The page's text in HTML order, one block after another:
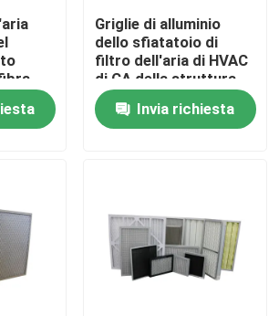
piega HEPA
Griglie di alluminio
dello sfiatatoio di
filtro dell'aria di HVAC
di CA della struttura
per l'unità di AHU
Invia richiesta